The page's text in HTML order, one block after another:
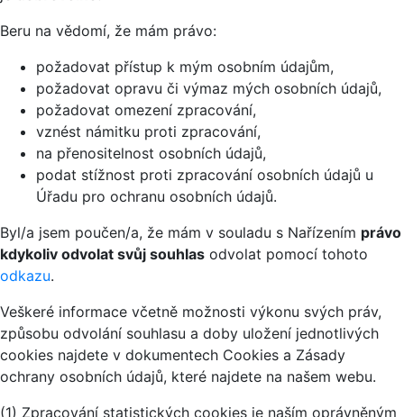
Beru na vědomí, že mám právo:
požadovat přístup k mým osobním údajům,
požadovat opravu či výmaz mých osobních údajů,
požadovat omezení zpracování,
vznést námitku proti zpracování,
na přenositelnost osobních údajů,
podat stížnost proti zpracování osobních údajů u
Úřadu pro ochranu osobních údajů.
Byl/a jsem poučen/a, že mám v souladu s Nařízením právo
kdykoliv odvolat svůj souhlas odvolat pomocí tohoto
odkazu.
Veškeré informace včetně možnosti výkonu svých práv,
způsobu odvolání souhlasu a doby uložení jednotlivých
cookies najdete v dokumentech Cookies a Zásady
ochrany osobních údajů, které najdete na našem webu.
(1) Zpracování statistických cookies je naším oprávněným